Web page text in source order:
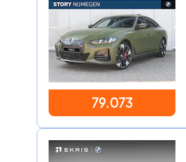
79.073